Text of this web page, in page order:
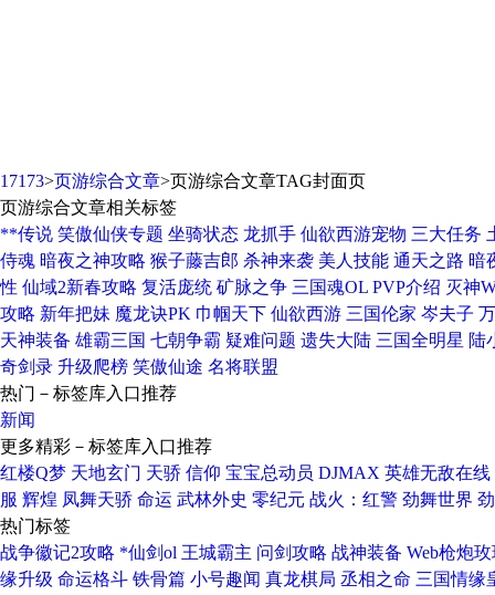
17173>页游综合文章>页游综合文章TAG封面页
页游综合文章相关标签
**传说 笑傲仙侠专题 坐骑状态 龙抓手 仙欲西游宠物 三大任务
侍魂 暗夜之神攻略 猴子藤吉郎 杀神来袭 美人技能 通天之路 暗
性 仙域2新春攻略 复活庞统 矿脉之争 三国魂OL PVP介绍 灭神
攻略 新年把妹 魔龙诀PK 巾帼天下 仙欲西游 三国伦家 岑夫子
天神装备 雄霸三国 七朝争霸 疑难问题 遗失大陆 三国全明星 陆
奇剑录 升级爬榜 笑傲仙途 名将联盟
热门 －标签库入口推荐
新闻
更多精彩 －标签库入口推荐
红楼Q梦 天地玄门 天骄 信仰 宝宝总动员 DJMAX 英雄无敌在线
服 辉煌 凤舞天骄 命运 武林外史 零纪元 战火：红警 劲舞世界
热门标签
战争徽记2攻略 *仙剑ol 王城霸主 问剑攻略 战神装备 Web枪炮
缘升级 命运格斗 铁骨篇 小号趣闻 真龙棋局 丞相之命 三国情缘